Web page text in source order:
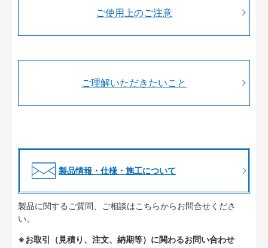
ご使用上のご注意
ご理解いただきたいこと
製品情報・仕様・施工について
製品に関するご質問、ご相談はこちらからお問合せくださ
い。
※お取引（見積り、注文、納期等）に関わるお問い合わせ